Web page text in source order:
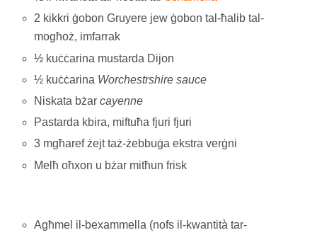
2 kikkri ġobon Gruyere jew ġobon tal-ħalib tal-
mogħoż, imfarrak
½ kuċċarina mustarda Dijon
½ kuċċarina Worchestrshire sauce
Niskata bżarcayenne
Pastarda kbira, miftuħa fjuri fjuri
3 mgħaref żejt taż-żebbuġa ekstra verġni
Melħ oħxon u bżar mitħun frisk
Agħmel il-bexammella (nofs il-kwantità tar-